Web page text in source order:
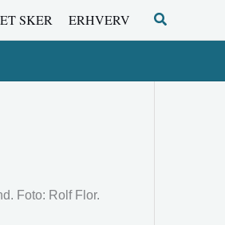
SKER ERHVERV Søg
Foto: Rolf Flor.